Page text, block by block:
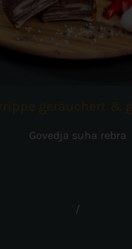
Govedja suha rebra
/